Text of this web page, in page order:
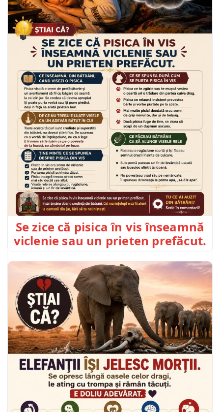
Se zice că pisica în vis înseamnă
viclenie sau un prieten prefăcut.